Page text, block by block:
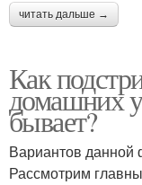
читать дальше →
Как
домашних
бывает?
Вариантов данной
Рассмотрим